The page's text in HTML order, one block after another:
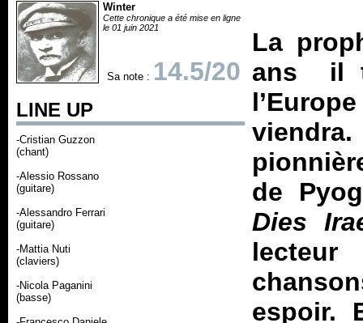
Winter
Cette chronique a été mise en ligne
le 01 juin 2021
Sa note : 14.5/20
LINE UP
-Cristian Guzzon
(chant)
-Alessio Rossano
(guitare)
-Alessandro Ferrari
(guitare)
-Mattia Nuti
(claviers)
-Nicola Paganini
(basse)
La
ans il
de
Dies
lecteur
espoir.